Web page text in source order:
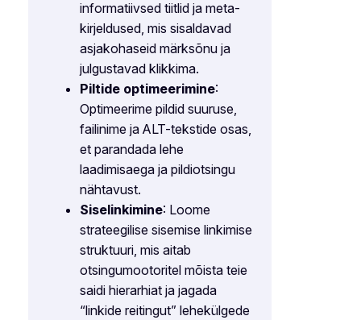
informatiivsed tiitlid ja meta-
kirjeldused, mis sisaldavad
asjakohaseid märksõnu ja
julgustavad klikkima.
Piltide optimeerimine:
Optimeerime pildid suuruse,
failinime ja ALT-tekstide osas,
et parandada lehe
laadimisaega ja pildiotsingu
nähtavust.
Siselinkimine: Loome
strateegilise sisemise linkimise
struktuuri, mis aitab
otsingumootoritel mõista teie
saidi hierarhiat ja jagada
“linkide reitingut” lehekülgede